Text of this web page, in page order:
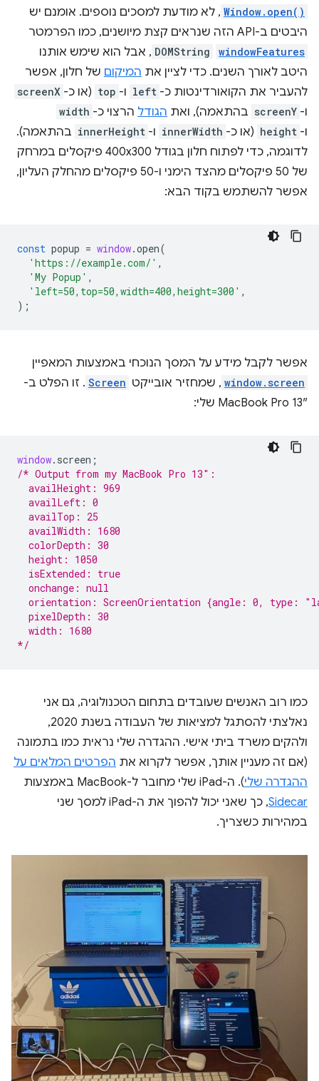
Window.open() , לא מודעת למסכים נוספים. אומנם יש
היבטים ב-API הזה שנראים קצת מיושנים, כמו הפרמטר
windowFeatures
DOMString , אבל הוא שימש אותנו
היטב לאורך השנים. כדי לציין את המיקום של חלון, אפשר
להעביר את הקואורדינטות כ- left ו- top (או כ- screenX
ו- screenY בהתאמה), ואת הגודל הרצוי כ- width
ו- height (או כ- innerWidth ו- innerHeight בהתאמה).
לדוגמה, כדי לפתוח חלון בגודל 400x300 פיקסלים במרחק
של 50 פיקסלים מהצד הימני ו-50 פיקסלים מהחלק העליון,
אפשר להשתמש בקוד הבא:
const popup = window.open(
'https://example.com/' ,
'My Popup' ,
'left=50,top=50,width=400,height=300' ,
);
אפשר לקבל מידע על המסך הנוכחי באמצעות המאפיין
window.screen , שמחזיר אובייקט Screen . זו הפלט ב-
MacBook Pro 13″ שלי:
window. screen ;
/* Output from my MacBook Pro 13″:
  availHeight: 969
  availLeft: 0
  availTop: 25
  availWidth: 1680
  colorDepth: 30
  height: 1050
  isExtended: true
  onchange: null
orientation: ScreenOrientation {angle: 0, type:
  pixelDepth: 30
  width: 1680
*/
כמו רוב האנשים שעובדים בתחום הטכנולוגיה, גם אני
נאלצתי להסתגל למציאות של העבודה בשנת 2020,
ולהקים משרד ביתי אישי. ההגדרה שלי נראית כמו בתמונה
(אם זה מעניין אותך, אפשר לקרוא את הפרטים המלאים על
ההגדרה שלי). ה-iPad שלי מחובר ל-MacBook באמצעות
Sidecar
, כך שאני יכול להפוך את ה-iPad למסך שני
במהירות כשצריך.